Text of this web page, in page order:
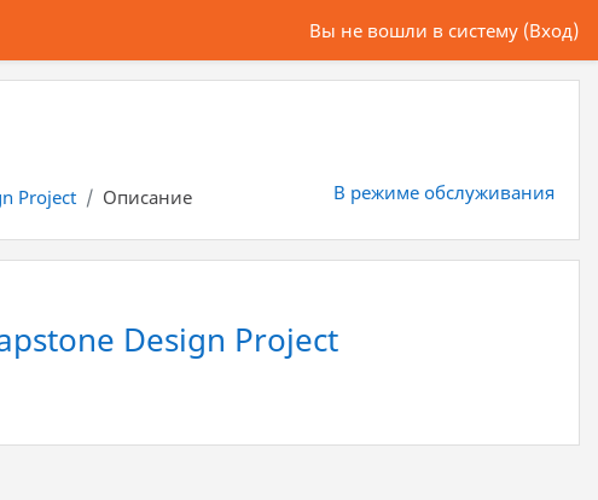
Вы не вошли в систему (Вход)
Project Описание В режиме обслуживания
Design Project